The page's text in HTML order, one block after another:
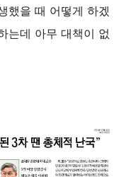
했을 때 어떻게 하겠
는데 아무 대책이 없